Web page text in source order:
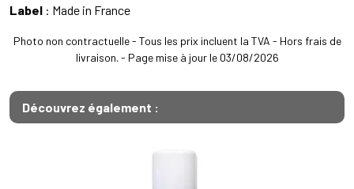
Label : Made in France
Photo non contractuelle - Tous les prix incluent la TVA - Hors frais de
livraison. - Page mise à jour le 03/08/2026
Découvrez également :